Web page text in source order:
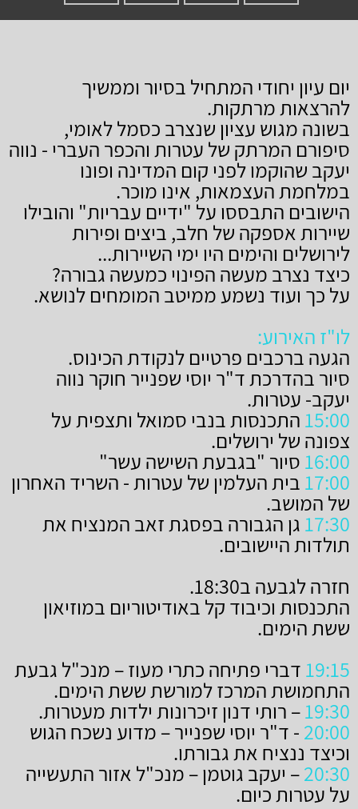
יום עיון יחודי המתחיל בסיור וממשיך
להרצאות מרתקות.
בשונה מגוש עציון שנצרב כסמל לאומי,
סיפורם המרתק של עטרות והכפר העברי - נווה
יעקב שהוקמו לפני קום המדינה ופונו
במלחמת העצמאות, אינו מוכר.
הישובים התבססו על "ידיים עבריות" והובילו
שיירות אספקה של חלב, ביצים ופירות
לירושלים והימים היו ימי השיירות...
כיצד נצרב מעשה הפינוי כמעשה גבורה?
על כך ועוד נשמע ממיטב המומחים לנושא.
לו"ז האירוע:
הגעה ברכבים פרטיים לנקודת הכינוס.
סיור בהדרכת ד"ר יוסי שפנייר חוקר נווה
יעקב- עטרות.
15:00 התכנסות בנבי סמואל ותצפית על
צפונה של ירושלים.
16:00 סיור "בגבעת השישה עשר"
17:00 בית העלמין של עטרות - השריד האחרון
של המושב.
17:30 גן הגבורה בפסגת זאב המנציח את
תולדות היישובים.
חזרה לגבעה ב18:30.
התכנסות וכיבוד קל באודיטוריום במוזיאון
ששת הימים.
19:15 דברי פתיחה כתרי מעוז – מנכ"ל גבעת
התחמושת המרכז למורשת ששת הימים.
19:30– רותי דנון זיכרונות ילדות מעטרות.
20:00 - ד"ר יוסי שפנייר – מדוע נשכח הגוש
וכיצד ננציח את גבורתו.
20:30– יעקב גוטמן – מנכ"ל אזור התעשייה
על עטרות כיום.